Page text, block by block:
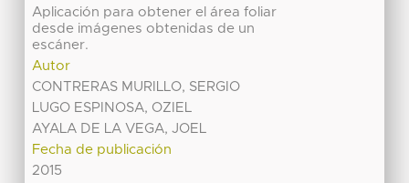
Aplicación para obtener el área foliar
desde imágenes obtenidas de un
escáner.
Autor
CONTRERAS MURILLO, SERGIO
LUGO ESPINOSA, OZIEL
AYALA DE LA VEGA, JOEL
Fecha de publicación
2015